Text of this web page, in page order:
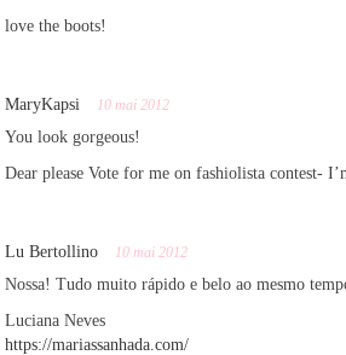
love the boots!
MaryKapsi 10 mai 2012
You look gorgeous!
Dear please Vote for me on fashiolista contest-
Lu Bertollino 10 mai 2012
Nossa! Tudo muito rápido e belo ao mesmo
Luciana Neves
https://mariassanhada.com/